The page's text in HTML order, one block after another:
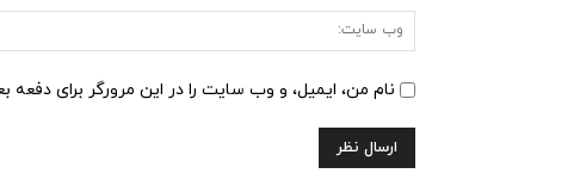
نام من، ایمیل، و وب سایت را در این مرورگر برای